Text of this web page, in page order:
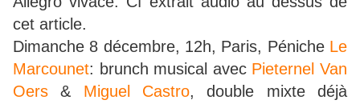
cet article.
Dimanche 8 décembre, 12h, Paris, Péniche Le
Marcounet: brunch musical avec Pieternel Van
Oers & Miguel Castro, double mixte déjà